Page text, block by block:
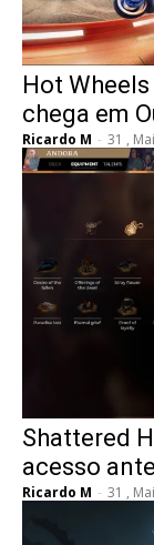
Hot
chega em
Ricardo M - 31 ,
Shattered
acesso
Ricardo M - 31 ,